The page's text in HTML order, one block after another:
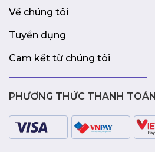
Về chúng tôi
Tuyển dụng
Cam kết từ chúng tôi
PHƯƠNG THỨC THANH TOÁN